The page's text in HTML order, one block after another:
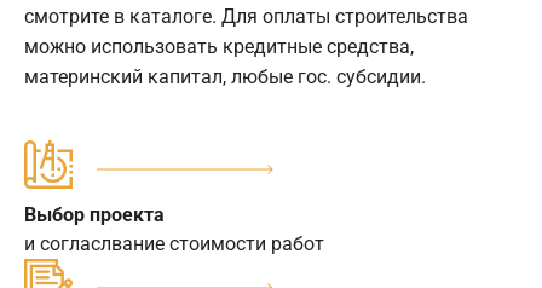
смотрите в каталоге. Для оплаты строительства
можно использовать кредитные средства,
материнский капитал, любые гос. субсидии.
Выбор проекта
и согласлвание стоимости работ